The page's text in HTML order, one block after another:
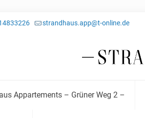
strandhaus.app@t-online.de
Appartements – Grüner Weg 2 –